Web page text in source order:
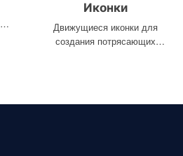
Иконки
Движущиеся иконки для
создания потрясающих